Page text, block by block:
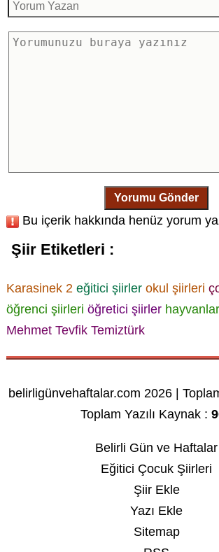
Yorumu Gönder
Bu içerik hakkında henüz yorum
Şiir Etiketleri :
Karasinek 2 eğitici şiirler okul şiirleri
öğrenci şiirleri öğretici şiirler
Mehmet Tevfik Temiztürk
belirligünvehaftalar.com 2026 |
Toplam Yazılı Kaynak :
Belirli Gün ve Haftalar
Eğitici Çocuk Şiirleri
Şiir Ekle
Yazı Ekle
Sitemap